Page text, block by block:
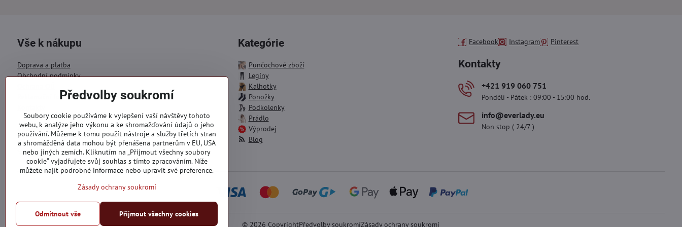
Vše k nákupu
Doprava a platba
Obchodní podmínky
Reklamační formulář
Objednávky
Stav objednávky
Kategórie
Punčochové zboží
Legíny
Kalhotky
Ponožky
Podkolenky
Prádlo
Výprodej
Blog
Facebook Instagram Pinterest
Kontakty
+421 919 060 751
Pondělí - Pátek : 09:00 - 15:00 hod.
info​@everlady​.eu
Non stop ( 24/7 )
© 2026 CopyrightPředvolby soukromíZásady ochrany soukromí
Předvolby soukromí
Soubory cookie používáme k vylepšení vaší návštěvy tohoto
webu, k analýze jeho výkonu a ke shromažďování údajů o jeho
používání. Můžeme k tomu použít nástroje a služby třetích stran
a shromážděná data mohou být přenášena partnerům v EU, USA
nebo jiných zemích. Kliknutím na „Přijmout všechny soubory
cookie“ vyjadřujete svůj souhlas s tímto zpracováním. Níže
můžete najít podrobné informace nebo upravit své preference.
Zásady ochrany soukromí
Přijmout všechny cookies
Odmítnout vše